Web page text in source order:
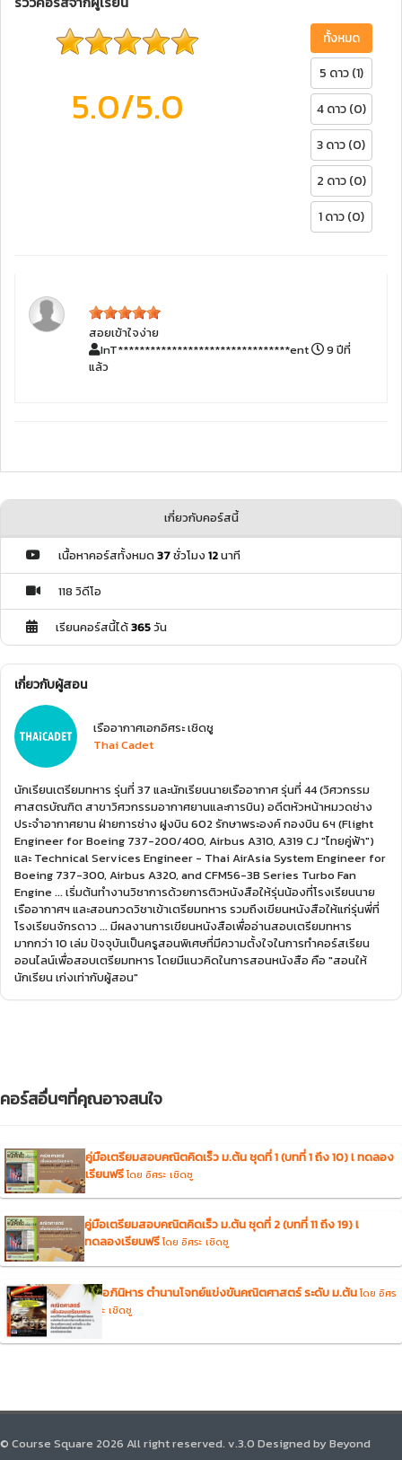
5.0/5.0
ทั้งหมด
5 ดาว (1)
4 ดาว (0)
3 ดาว (0)
2 ดาว (0)
1 ดาว (0)
สอยเข้าใจง่าย
InT********************************ent
9 ปีที่
แล้ว
เกี่ยวกับคอร์สนี้
เนื้อหาคอร์สทั้งหมด37ชั่วโมง 12นาที
118 วิดีโอ
เรียนคอร์สนี้ได้365วัน
เกี่ยวกับผู้สอน
เรืออากาศเอกอิศระ เชิดชู
Thai Cadet
นักเรียนเตรียมทหาร รุ่นที่ 37 และนักเรียนนายเรืออากาศ รุ่นที่ 44 (วิศวกรรม
ศาสตรบัณฑิต สาขาวิศวกรรมอากาศยานและการบิน) อดีตหัวหน้าหมวดช่าง
ประจำอากาศยาน ฝ่ายการช่าง ฝูงบิน 602 รักษาพระองค์ กองบิน 6ฯ (Flight
Engineer for Boeing 737-200/400, Airbus A310, A319 CJ "ไทยคู่ฟ้า")
และ Technical Services Engineer - Thai AirAsia System Engineer for
Boeing 737-300, Airbus A320, and CFM56-3B Series Turbo Fan
Engine ... เริ่มต้นทำงานวิชาการด้วยการติวหนังสือให้รุ่นน้องที่โรงเรียนนาย
เรืออากาศฯ และสอนกวดวิชาเข้าเตรียมทหาร รวมถึงเขียนหนังสือให้แก่รุ่นพี่ที่
โรงเรียนจักรดาว ... มีผลงานการเขียนหนังสือเพื่ออ่านสอบเตรียมทหาร
มากกว่า 10 เล่ม ปัจจุบันเป็นครูสอนพิเศษที่มีความตั้งใจในการทำคอร์สเรียน
ออนไลน์เพื่อสอบเตรียมทหาร โดยมีแนวคิดในการสอนหนังสือ คือ "สอนให้
นักเรียน เก่งเท่ากับผู้สอน"
คอร์สอื่นๆที่คุณอาจสนใจ
คู่มือเตรียมสอบคณิตคิดเร็ว ม.ต้น ชุดที่ 1 (บทที่ 1 ถึง 10) l ทดลอง
เรียนฟรีโดย อิศระ เชิดชู
คู่มือเตรียมสอบคณิตคิดเร็ว ม.ต้น ชุดที่ 2 (บทที่ 11 ถึง 19) l
ทดลองเรียนฟรีโดย อิศระ เชิดชู
อภินิหาร ตำนานโจทย์แข่งขันคณิตศาสตร์ ระดับ ม.ต้น โดย อิศร
ะ เชิดชู
© Course Square 2026 All right reserved. v.3.0 Designed by Beyond